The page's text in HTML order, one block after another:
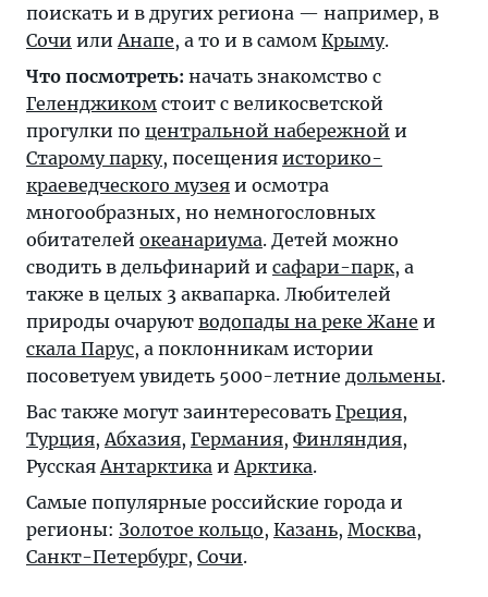
поискать и в других региона — например, в
Сочи или Анапе, а то и в самом Крыму.
Что посмотреть: начать знакомство с
Геленджиком стоит с великосветской
прогулки по центральной набережной и
Старому парку, посещения историко-
краеведческого музея и осмотра
многообразных, но немногословных
обитателей океанариума. Детей можно
сводить в дельфинарий и сафари-парк, а
также в целых 3 аквапарка. Любителей
природы очаруют водопады на реке Жане и
скала Парус, а поклонникам истории
посоветуем увидеть 5000-летние дольмены.
Вас также могут заинтересовать Греция,
Турция, Абхазия, Германия, Финляндия,
Русская Антарктика и Арктика.
Самые популярные российские города и
регионы: Золотое кольцо, Казань, Москва,
Санкт-Петербург, Сочи.